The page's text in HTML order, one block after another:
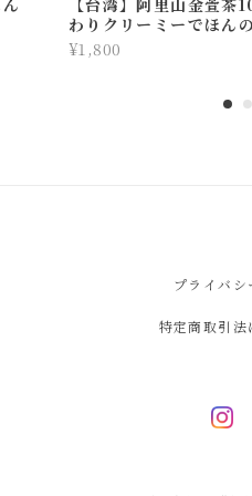
わりクリーミーでほん
¥1,800
プライバシ
特定商取引法